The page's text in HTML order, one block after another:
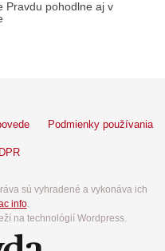
Pravdu pohodlne aj v
Podmienky používania
sú vyhradené a vykonáva ich
info.
na technológií Wordpress.